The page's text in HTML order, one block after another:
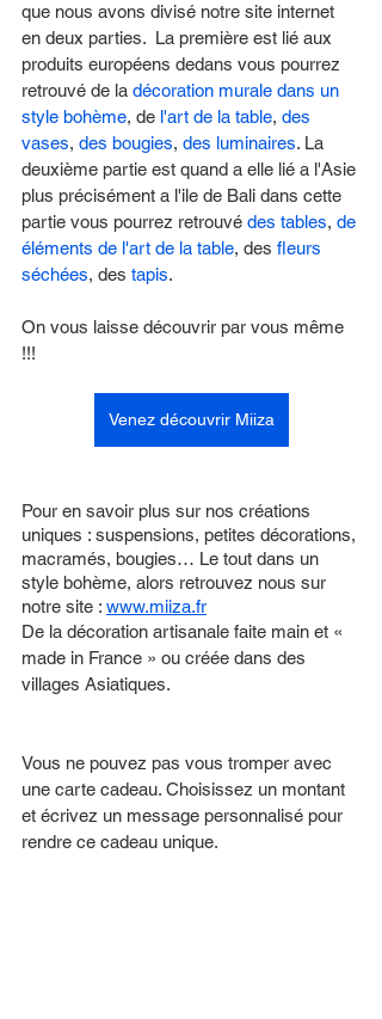
que nous avons divisé notre site internet
en deux parties.  La première est lié aux
produits européens dedans vous pourrez
retrouvé de la décoration murale dans un
style bohème, de l'art de la table, des
vases, des bougies, des luminaires. La
deuxième partie est quand a elle lié a l'Asie
plus précisément a l'ile de Bali dans cette
partie vous pourrez retrouvé des tables, de
éléments de l'art de la table, des fleurs
séchées, des tapis.
On vous laisse découvrir par vous même
!!!
Venez découvrir Miiza
Pour en savoir plus sur nos créations
uniques : suspensions, petites décorations,
macramés, bougies… Le tout dans un
style bohème, alors retrouvez nous sur
notre site : www.miiza.fr
De la décoration artisanale faite main et «
made in France » ou créée dans des
villages Asiatiques.
Vous ne pouvez pas vous tromper avec
une carte cadeau. Choisissez un montant
et écrivez un message personnalisé pour
rendre ce cadeau unique.